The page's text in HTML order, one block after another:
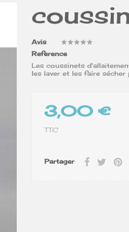
Avis
Reference
Les coussinets
les laver et les faire
3,00 €
TTC
Partager